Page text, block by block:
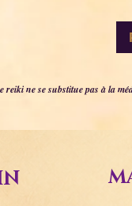
reiki ne se substitue pas à la